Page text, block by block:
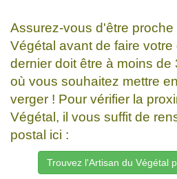
Assurez-vous d'être proche
Végétal avant de faire
dernier doit être à moins de
où vous souhaitez mettre
verger ! Pour vérifier la
Végétal, il vous suffit de
postal ici :
Trouvez l'Artisan du Végétal